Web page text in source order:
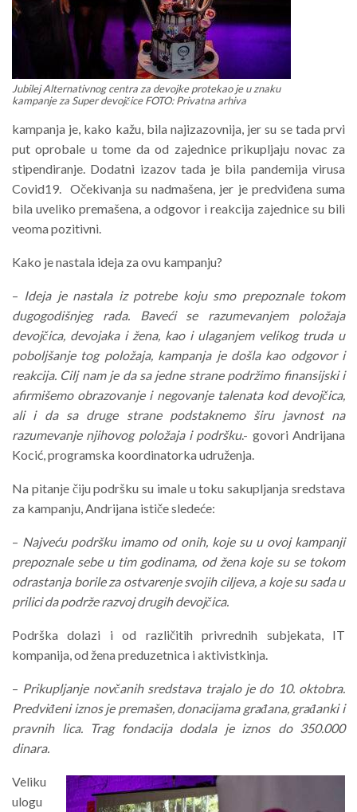
Jubilej Alternativnog centra za devojke protekao je u znaku
kampanje za Super devojčice FOTO: Privatna arhiva
kampanja je, kako kažu, bila najizazovnija, jer su se tada prvi
put oprobale u tome da od zajednice prikupljaju novac za
stipendiranje. Dodatni izazov tada je bila pandemija virusa
Covid19. Očekivanja su nadmašena, jer je predviđena suma
bila uveliko premašena, a odgovor i reakcija zajednice su bili
veoma pozitivni.
Kako je nastala ideja za ovu kampanju?
– Ideja je nastala iz potrebe koju smo prepoznale tokom
dugogodišnjeg rada. Baveći se razumevanjem položaja
devojčica, devojaka i žena, kao i ulaganjem velikog truda u
poboljšanje tog položaja, kampanja je došla kao odgovor i
reakcija. Cilj nam je da sa jedne strane podržimo finansijski i
afirmišemo obrazovanje i negovanje talenata kod devojčica,
ali i da sa druge strane podstaknemo širu javnost na
razumevanje njihovog položaja i podršku.- govori Andrijana
Kocić, programska koordinatorka udruženja.
Na pitanje čiju podršku su imale u toku sakupljanja sredstava
za kampanju, Andrijana ističe sledeće:
– Najveću podršku imamo od onih, koje su u ovoj kampanji
prepoznale sebe u tim godinama, od žena koje su se tokom
odrastanja borile za ostvarenje svojih ciljeva, a koje su sada u
prilici da podrže razvoj drugih devojčica.
Podrška dolazi i od različitih privrednih subjekata, IT
kompanija, od žena preduzetnica i aktivistkinja.
– Prikupljanje novčanih sredstava trajalo je do 10. oktobra.
Predviđeni iznos je premašen, donacijama građana, građanki i
pravnih lica. Trag fondacija dodala je iznos do 350.000
dinara.
Veliku
ulogu